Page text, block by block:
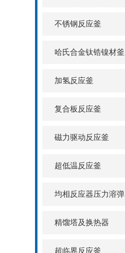
不锈钢反应釜
哈氏合金钛锆镍材釜
加氢反应釜
复合板反应釜
磁力驱动反应釜
超低温反应釜
均相反应器压力溶弹
精馏塔及换热器
超临界反应釜